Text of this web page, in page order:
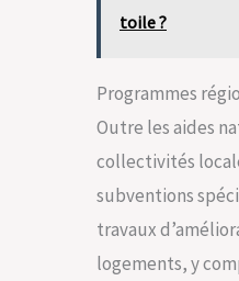
toile ?
Programmes
Outre les aides
collectivités
subventions
travaux
logements, y